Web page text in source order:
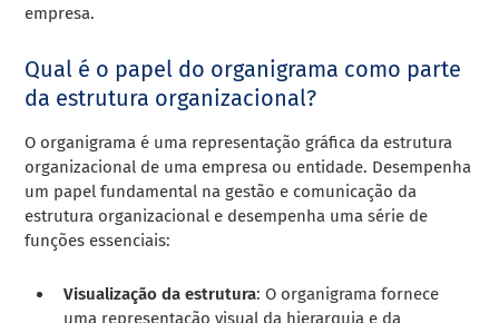
empresa.
Qual é o papel do organigrama como parte
da estrutura organizacional?
O organigrama é uma representação gráfica da estrutura
organizacional de uma empresa ou entidade. Desempenha
um papel fundamental na gestão e comunicação da
estrutura organizacional e desempenha uma série de
funções essenciais:
Visualização da estrutura: O organigrama fornece
uma representação visual da hierarquia e da